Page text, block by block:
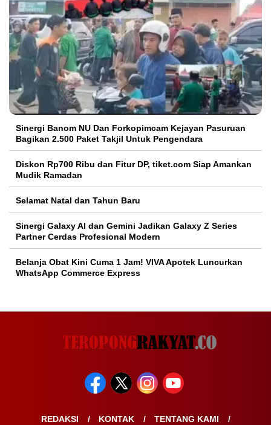
Sinergi Banom NU Dan Forkopimcam Kejayan Pasuruan
Bagikan 2.500 Paket Takjil Untuk Pengendara
Diskon Rp700 Ribu dan Fitur DP, tiket.com Siap Amankan
Mudik Ramadan
Selamat Natal dan Tahun Baru
Sinergi Galaxy AI dan Gemini Jadikan Galaxy Z Series
Partner Cerdas Profesional Modern
Belanja Obat Kini Cuma 1 Jam! VIVA Apotek Luncurkan
WhatsApp Commerce Express
REDAKSI KONTAK
TENTANG KAMI